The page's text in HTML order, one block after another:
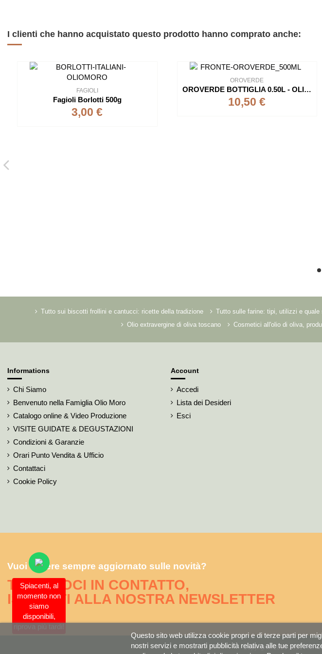
I clienti che hanno acquistato questo prodotto hanno comprato anche:
FAGIOLI
Fagioli Borlotti 500g
3,00 €
OROVERDE
OROVERDE BOTTIGLIA 0.50L - OLIO EXTRA VERGINE DI OLIVA
10,50 €
Tutto sui biscotti frollini e cantucci: ricette della tradizione Tutto sulle farine: tipi, utilizzi e quale
Olio extravergine di oliva toscano
Cosmetici all'olio di oliva,
Informations
Chi Siamo
Benvenuto nella Famiglia Olio Moro
Catalogo online & Video Produzione
VISITE GUIDATE & DEGUSTAZIONI
Condizioni & Garanzie
Orari Punto Vendita & Ufficio
Contattaci
Cookie Policy
Account
Accedi
Lista dei Desideri
Esci
Vuoi essere sempre aggiornato sulle novità?
TENIAMOCI IN CONTATTO,
ISCRIVITI ALLA NOSTRA NEWSLETTER
Spiacenti, al
momento non
siamo
disponibili,
riprova più tardi!
Questo sito web utilizza cookie propri e di terze parti per
nostri servizi e mostrarti pubblicità relativa alle tue
Copyright©2016-2021